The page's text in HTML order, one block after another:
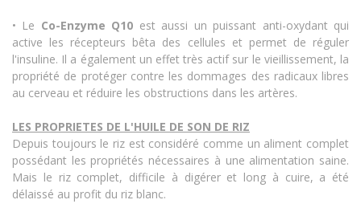
• Le Co-Enzyme Q10 est aussi un puissant anti-oxydant qui
active les récepteurs bêta des cellules et permet de réguler
l'insuline. Il a également un effet très actif sur le vieillissement, la
propriété de protéger contre les dommages des radicaux libres
au cerveau et réduire les obstructions dans les artères.
LES PROPRIETES DE L'HUILE DE SON DE RIZ
Depuis toujours le riz est considéré comme un aliment complet
possédant les propriétés nécessaires à une alimentation saine.
Mais le riz complet, difficile à digérer et long à cuire, a été
délaissé au profit du riz blanc.